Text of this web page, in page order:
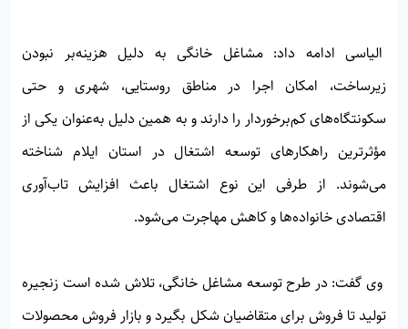
الیاسی ادامه داد: مشاغل خانگی به دلیل هزینه‌بر نبودن
زیرساخت، امکان اجرا در مناطق روستایی، شهری و حتی
سکونتگاه‌های کم‌برخوردار را دارند و به همین دلیل به‌عنوان یکی از
مؤثرترین راهکارهای توسعه اشتغال در استان ایلام شناخته
می‌شوند. از طرفی این نوع اشتغال باعث افزایش تاب‌آوری
اقتصادی خانواده‌ها و کاهش مهاجرت می‌شود.
وی گفت: در طرح توسعه مشاغل خانگی، تلاش شده است زنجیره
تولید تا فروش برای متقاضیان شکل بگیرد و بازار فروش محصولات